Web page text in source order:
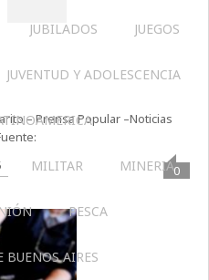
JUBILADOS JUEGOS
JUVENTUD Y ADOLESCENCIA
MILITAR MINERIA
PESCA
BUENOS AIRES
– Prensa Popular –Noticias
0